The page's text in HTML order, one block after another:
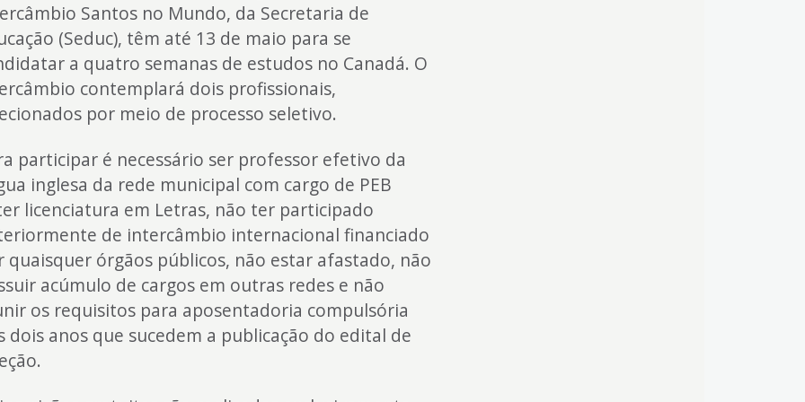
Santos no Mundo, da Secretaria de
(Seduc), têm até 13 de maio para se
a quatro semanas de estudos no Canadá. O
contemplará dois profissionais,
por meio de processo seletivo.
participar é necessário ser professor efetivo da
inglesa da rede municipal com cargo de PEB
licenciatura em Letras, não ter participado
de intercâmbio internacional financiado
quaisquer órgãos públicos, não estar afastado, não
acúmulo de cargos em outras redes e não
os requisitos para aposentadoria compulsória
dois anos que sucedem a publicação do edital de